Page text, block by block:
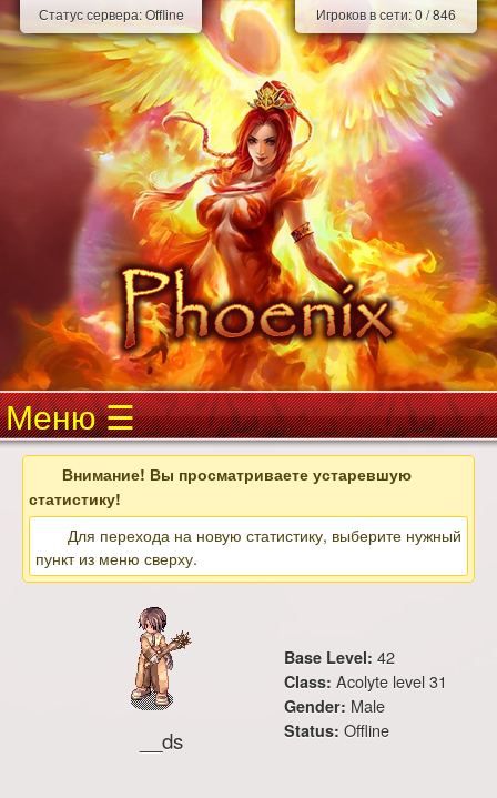
Статус сервера:Offline Игроков в сети:0 /846
Меню
Внимание! Вы просматриваете устаревшую
статистику!
Для перехода на новую статистику, выберите нужный
пункт из меню сверху.
__ds
Base Level: 42
Class: Acolyte level 31
Gender: Male
Status: Offline